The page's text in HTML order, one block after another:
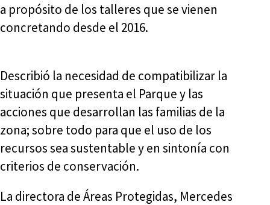
a propósito de los talleres que se vienen
concretando desde el 2016.
Describió la necesidad de compatibilizar la
situación que presenta el Parque y las
acciones que desarrollan las familias de la
zona; sobre todo para que el uso de los
recursos sea sustentable y en sintonía con
criterios de conservación.
La directora de Áreas Protegidas, Mercedes